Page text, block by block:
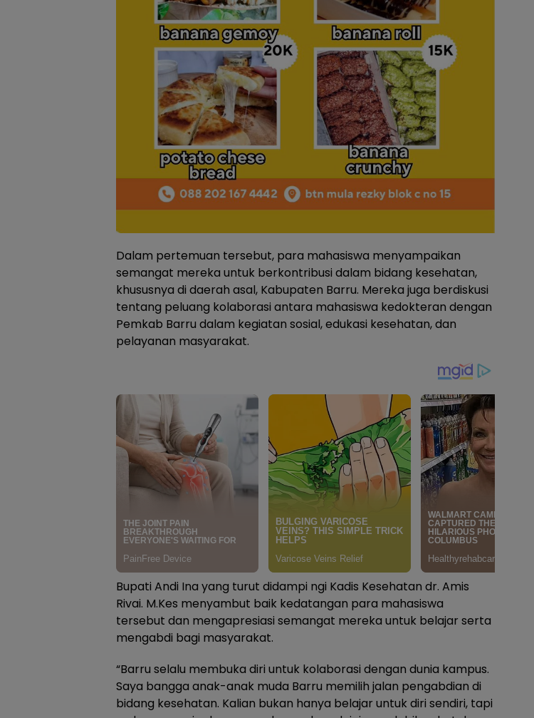
Dalam pertemuan tersebut, para mahasiswa menyampaikan
semangat mereka untuk berkontribusi dalam bidang kesehatan,
khususnya di daerah asal, Kabupaten Barru. Mereka juga berdiskusi
tentang peluang kolaborasi antara mahasiswa kedokteran dengan
Pemkab Barru dalam kegiatan sosial, edukasi kesehatan, dan
pelayanan masyarakat.
Bupati Andi Ina yang turut didampi ngi Kadis Kesehatan dr. Amis
Rivai. M.Kes menyambut baik kedatangan para mahasiswa
tersebut dan mengapresiasi semangat mereka untuk belajar serta
mengabdi bagi masyarakat.
“Barru selalu membuka diri untuk kolaborasi dengan dunia kampus.
Saya bangga anak-anak muda Barru memilih jalan pengabdian di
bidang kesehatan. Kalian bukan hanya belajar untuk diri sendiri, tapi